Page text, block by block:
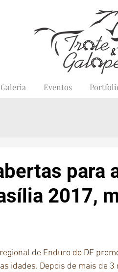
Galeria Eventos
para
2017,
de Enduro do DF
idades. Depois de mais de